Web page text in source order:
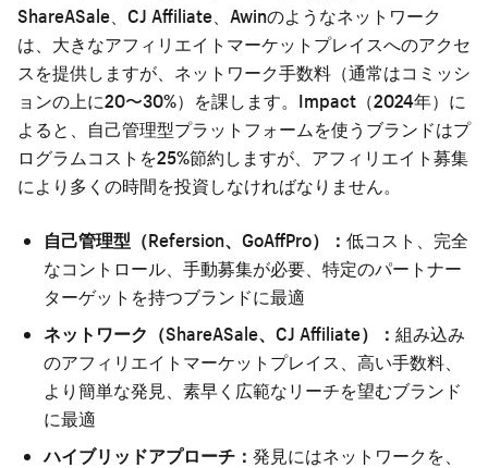
ShareASale、CJ Affiliate、Awinのようなネットワーク
は、大きなアフィリエイトマーケットプレイスへのアクセ
スを提供しますが、ネットワーク手数料（通常はコミッシ
ョンの上に20〜30%）を課します。Impact（2024年）に
よると、自己管理型プラットフォームを使うブランドはプ
ログラムコストを25%節約しますが、アフィリエイト募集
により多くの時間を投資しなければなりません。
自己管理型（Refersion、GoAffPro）： 低コスト、完全
なコントロール、手動募集が必要、特定のパートナー
ターゲットを持つブランドに最適
ネットワーク（ShareASale、CJ Affiliate）： 組み込み
のアフィリエイトマーケットプレイス、高い手数料、
より簡単な発見、素早く広範なリーチを望むブランド
に最適
ハイブリッドアプローチ： 発見にはネットワークを、